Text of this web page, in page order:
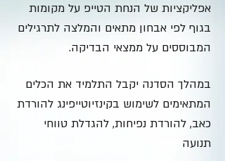
אפליקציות של הנחת הטייפ על מקומות
בגוף לפי אבחון מתאים והמלצה לתרגילים
המבוססים על ממצאי הבדיקה.
במהלך הסדנה יקבל התלמיד את הכלים
המתאימים לשימוש בקינזיוטייפינג להורדת
כאב, להורדת נפיחות, להגדלת טווחי
תנועה